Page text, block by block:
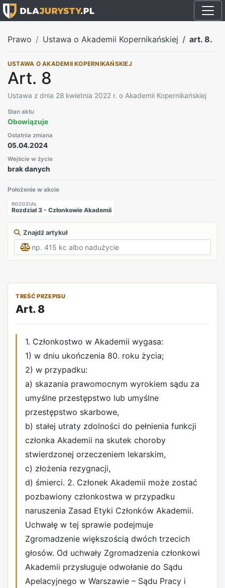
Prawo Ustawa o Akademii Kopernikańskiej art. 8.
USTAWA O AKADEMII KOPERNIKAŃSKIEJ
Art. 8
Ustawa z dnia 28 kwietnia 2022 r. o Akademii Kopernikańskiej
Stan aktu
Obowiązuje
Ostatnia zmiana
05.04.2024
Wejście w życie
brak danych
Położenie w akcie
ROZDZIAŁ
Rozdział 3 - Członkowie Akademii
Znajdź artykuł
TREŚĆ PRZEPISU
Art. 8
1. Członkostwo w Akademii wygasa:
1) w dniu ukończenia 80. roku życia;
2) w przypadku:
a) skazania prawomocnym wyrokiem sądu za
umyślne przestępstwo lub umyślne
przestępstwo skarbowe,
b) stałej utraty zdolności do pełnienia funkcji
członka Akademii na skutek choroby
stwierdzonej orzeczeniem lekarskim,
c) złożenia rezygnacji,
d) śmierci. 2. Członek Akademii może zostać
pozbawiony członkostwa w przypadku
naruszenia Zasad Etyki Członków Akademii.
Uchwałę w tej sprawie podejmuje
Zgromadzenie większością dwóch trzecich
głosów. Od uchwały Zgromadzenia członkowi
Akademii przysługuje odwołanie do Sądu
Apelacyjnego w Warszawie – Sądu Pracy i